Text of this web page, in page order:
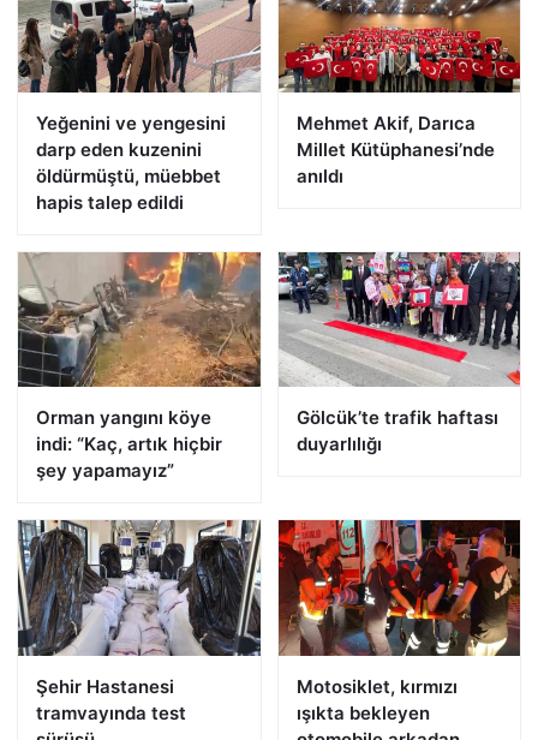
Yeğenini ve yengesini
darp eden kuzenini
öldürmüştü, müebbet
hapis talep edildi
Mehmet Akif, Darıca
Millet Kütüphanesi’nde
anıldı
Orman yangını köye
indi: “Kaç, artık hiçbir
şey yapamayız”
Gölcük’te trafik haftası
duyarlılığı
Şehir Hastanesi
tramvayında test
Motosiklet, kırmızı
ışıkta bekleyen